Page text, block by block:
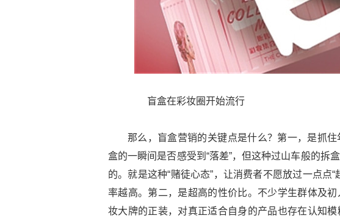
盲盒在彩妆圈开始流行
那么，盲盒营销的关键点是什么？第一，是抓
盒的一瞬间是否感受到“落差”，但这种过山车般的拆
的。就是这种“赌徒心态”，让消费者不愿放过一点点
率越高。第二，是超高的性价比。不少学生群体及
妆大牌的正装，对真正适合自身的产品也存在认知